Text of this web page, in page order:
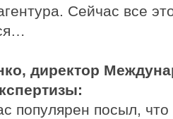
Сейчас все
директор
популярен посыл,